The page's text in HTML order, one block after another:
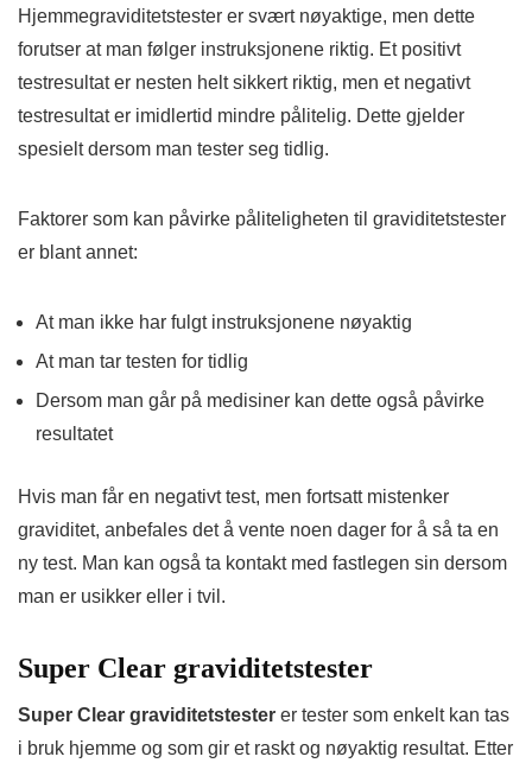
Hjemmegraviditetstester er svært nøyaktige, men dette
forutser at man følger instruksjonene riktig. Et positivt
testresultat er nesten helt sikkert riktig, men et negativt
testresultat er imidlertid mindre pålitelig. Dette gjelder
spesielt dersom man tester seg tidlig.
Faktorer som kan påvirke påliteligheten til graviditetstester
er blant annet:
At man ikke har fulgt instruksjonene nøyaktig
At man tar testen for tidlig
Dersom man går på medisiner kan dette også påvirke
resultatet
Hvis man får en negativt test, men fortsatt mistenker
graviditet, anbefales det å vente noen dager for å så ta en
ny test. Man kan også ta kontakt med fastlegen sin dersom
man er usikker eller i tvil.
Super Clear graviditetstester
Super Clear graviditetstester er tester som enkelt kan tas
i bruk hjemme og som gir et raskt og nøyaktig resultat. Etter